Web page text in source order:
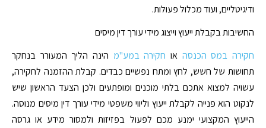
ודיגיטליים, ועוד מכלול פעולות.
החשיבות בקבלת ייעוץ וייצוג מידי עורך דין מיסים
חקירה במס הכנסה או חקירה במע"מ הינה הליך המעורר בנחקר
תחושות של חשש, לחץ ומתח נפשיים כבדים. קבלת ההזמנה לחקירה,
עשויה למצוא אתכם בלתי מוכנים ומופתעים ולכן הצעד הראשון שיש
לנקוט הוא פנייה לקבלת ייעוץ וליווי משפטי מידי עורך דין מיסים מנוסה.
הייעוץ המקצועי ימנע מכם לפעול בפזיזות ולמסור מידע או גרסה